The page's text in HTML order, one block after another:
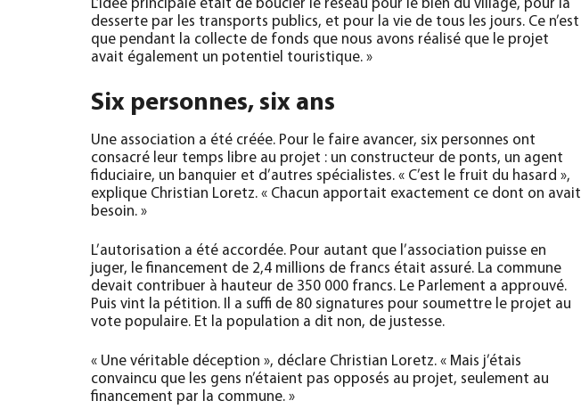
L’idée principale était de boucler le réseau pour le bien du village, pour la
desserte par les transports publics, et pour la vie de tous les jours. Ce n’est
que pendant la collecte de fonds que nous avons réalisé que le projet
avait également un potentiel touristique. »
Six personnes, six ans
Une association a été créée. Pour le faire avancer, six personnes ont
consacré leur temps libre au projet : un constructeur de ponts, un agent
fiduciaire, un banquier et d’autres spécialistes. « C’est le fruit du hasard »,
explique Christian Loretz. « Chacun apportait exactement ce dont on avait
besoin. »
L’autorisation a été accordée. Pour autant que l’association puisse en
juger, le financement de 2,4 millions de francs était assuré. La commune
devait contribuer à hauteur de 350 000 francs. Le Parlement a approuvé.
Puis vint la pétition. Il a suffi de 80 signatures pour soumettre le projet au
vote populaire. Et la population a dit non, de justesse.
« Une véritable déception », déclare Christian Loretz. « Mais j’étais
convaincu que les gens n’étaient pas opposés au projet, seulement au
financement par la commune. »